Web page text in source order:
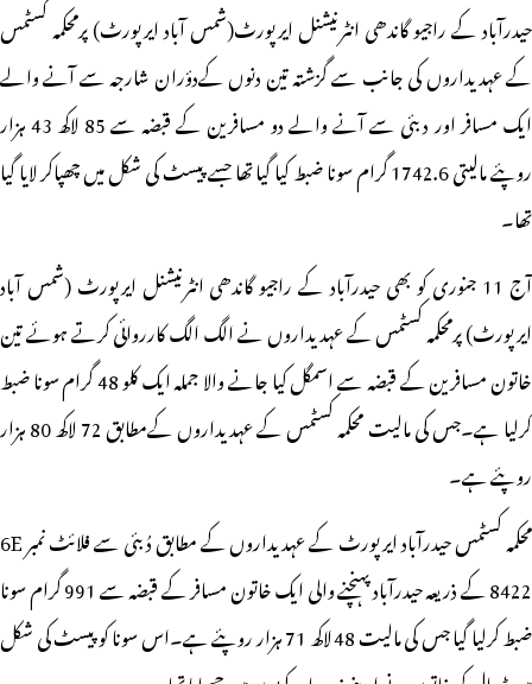
حیدرآباد کے راجیو گاندھی انٹرنیشنل ایرپورٹ(شمس آباد ایرپورٹ) پرمحکمہ کسٹمس
کے عہدیداروں کی جانب سے گزشتہ تین دنوں کےدؤران شارجہ سے آنے والے
ایک مسافر اور دبئی سے آنے والے دو مسافرین کے قبضہ سے 85 لاکھ 43 ہزار
روپئے مالیتی 1742.6 گرام سونا ضبط کیا گیا تھا جسے پیسٹ کی شکل میں چھپاکر لایا گیا
تھا۔
آج 11 جنوری کو بھی حیدرآباد کے راجیو گاندھی انٹرنیشنل ایرپورٹ (شمس آباد
ایرپورٹ) پرمحکمہ کسٹمس کے عہدیداروں نے الگ الگ کارروائی کرتے ہوئے تین
خاتون مسافرین کے قبضہ سے اسمگل کیا جانے والا جملہ ایک کلو 48 گرام سونا ضبط
کرلیا ہے۔جس کی مالیت محکمہ کسٹمس کے عہدیداروں کےمطابق 72 لاکھ 80 ہزار
روپئے ہے۔
محکمہ کسٹمس حیدرآباد ایرپورٹ کے عہدیداروں کے مطابق دُبئی سے فلائٹ نمبر 6E
8422 کے ذریعہ حیدرآباد پہنچنے والی ایک خاتون مسافر کے قبضہ سے 991 گرام سونا
ضبط کرلیا گیا جس کی مالیت 48 لاکھ 71 ہزار روپئے ہے۔اس سونا کو پیسٹ کی شکل